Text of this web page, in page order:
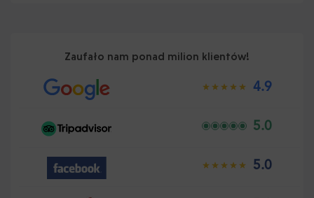
Zaufało nam ponad milion klientów!
4.9
5.0
5.0